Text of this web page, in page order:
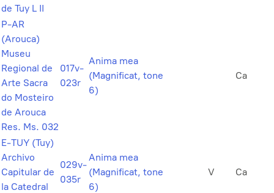
de Tuy L II
P-AR
(Arouca)
Museu
Regional de
Arte Sacra
do Mosteiro
de Arouca
Res. Ms. 032
017v-
023r
Anima mea
(Magnificat, tone
6)
Ca
E-TUY (Tuy)
Archivo
Capitular de
la Catedral
029v-
035r
Anima mea
(Magnificat, tone
6)
V Ca